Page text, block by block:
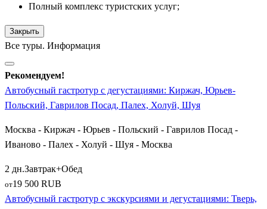
углях царской рыбы. СамаКостромавстречает группу на
знаменитой Сырной бирже, а во время обеда гостям
предлагают попробовать костромские щи и блюда из лесных
грибов и ягод. По пути автобусы делают остановку в городе
Ростов Великий
Переславле (
Залесский
), известном своей царской селедкой-ряпушкой.
традициями Верхней Волги. Гостеприимная
угощает
путешественников старинными пожарскими котлетами,
рецепт которых был воспет Пушкиным, и тверскими
коврижками. В Тверской области маршруты включают
озерный крайСелигер и тихийОсташков, славящийся
Полный комплекс туристских услуг;
Закрыть
Все туры. Информация
Рекомендуем!
Автобусный гастротур с дегустациями: Киржач, Юрьев-
Польский, Гаврилов Посад, Палех, Холуй, Шуя
Москва - Киржач - Юрьев - Польский - Гаврилов Посад -
Иваново - Палех - Холуй - Шуя - Москва
2 дн.Завтрак+Обед
от19 500 RUB
Автобусный гастротур с экскурсиями и дегустациями: Тверь,